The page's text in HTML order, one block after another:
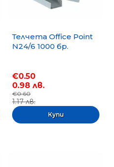
Телчета Office Point
N24/6 1000 бр.
€0.50
0.98 лв.
€0.60
1.17 лв.